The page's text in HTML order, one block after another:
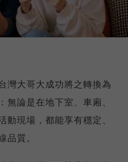
灣大哥大成功將之轉換為
無論是在地下室、車廂、
動現場，都能享有穩定、
品質。